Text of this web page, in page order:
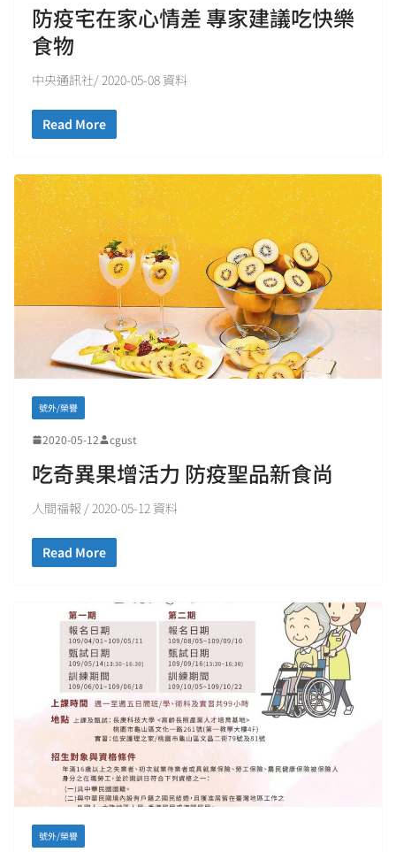
防疫宅在家心情差 專家建議吃快樂
食物
中央通訊社/ 2020-05-08 資料
Read More
號外/榮譽
2020-05-12 cgust
吃奇異果增活力 防疫聖品新食尚
人間福報 / 2020-05-12 資料
Read More
號外/榮譽